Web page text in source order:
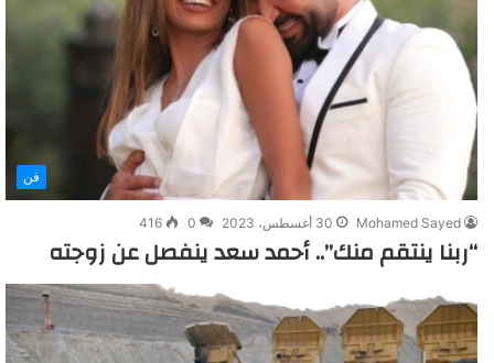
فن
Mohamed Sayed 30 أغسطس، 2023 0
416
“ربنا ينتقم منك”.. أحمد سعد ينفصل عن زوجته